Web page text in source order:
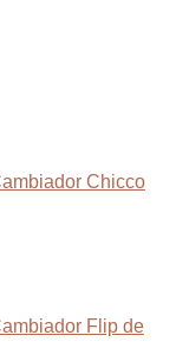
Chicco
Flip de